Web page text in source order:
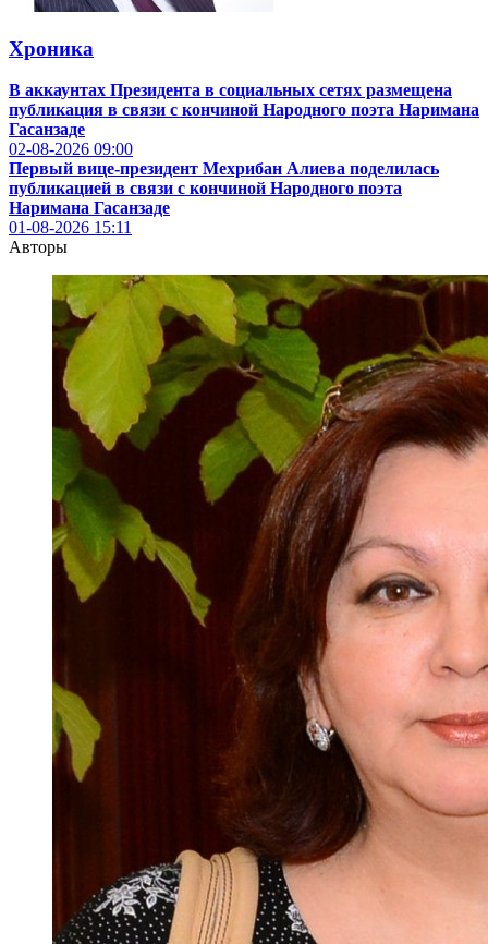
Хроника
В аккаунтах Президента в социальных сетях размещена
публикация в связи с кончиной Народного поэта Наримана
Гасанзаде
02-08-2026 09:00
Первый вице-президент Мехрибан Алиева поделилась
публикацией в связи с кончиной Народного поэта
Наримана Гасанзаде
01-08-2026 15:11
Авторы